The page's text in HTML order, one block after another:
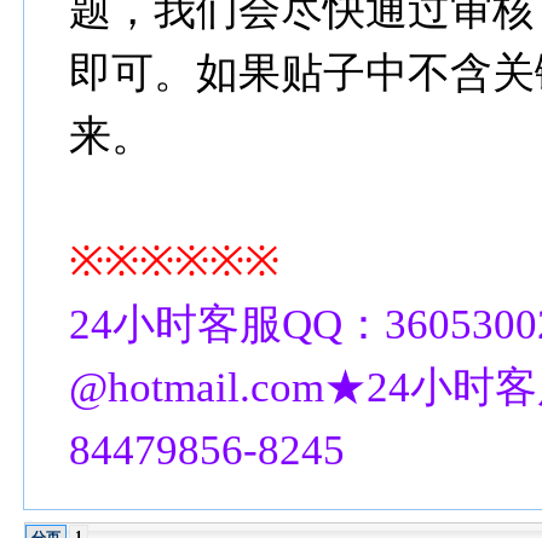
题，我们会尽快通过审
即可。如果贴子中不含
来。
※※※※※※
24小时客服QQ：
@hotmail.com★24小时
84479856-8245